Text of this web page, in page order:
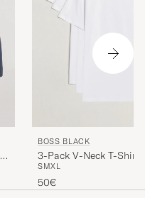
BOSS BLACK
3-Pack V-Neck T-Shirt
SMXL
50€